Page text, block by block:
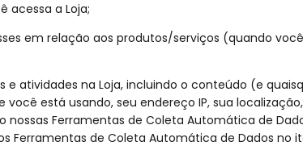
acessa a Loja;
em relação aos produtos/serviços (quando
e atividades na Loja, incluindo o conteúdo (e
está usando, seu endereço IP, sua
Ferramentas de Coleta Automática de
Ferramentas de Coleta Automática de Dados no